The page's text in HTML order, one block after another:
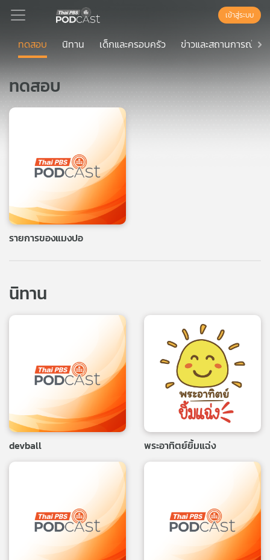
เพล
เพล
ย์
ลิ
เพลง
บทความ
ข่าว
และ
กิจกรรม
เข้าสู่ระบบ
ทดสอบ นิทาน เด็กและครอบครัว ข่าวและสถานการณ์
ทดสอบ
รายการของแมงปอ
นิทาน
devball พระอาทิตย์ยิ้มแฉ่ง